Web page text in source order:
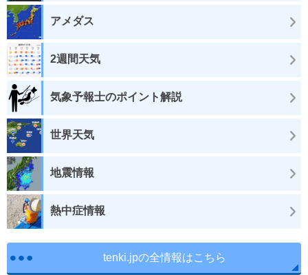
アメダス
2週間天気
気象予報士のポイント解説
世界天気
地震情報
熱中症情報
tenki.jpの全情報はこちら